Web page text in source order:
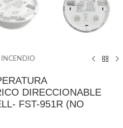
INCENDIO
DIRECCIONABLE
FST-951R (NO